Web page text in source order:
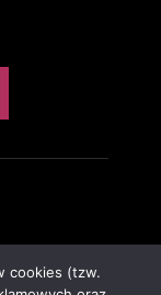
cookies (tzw.